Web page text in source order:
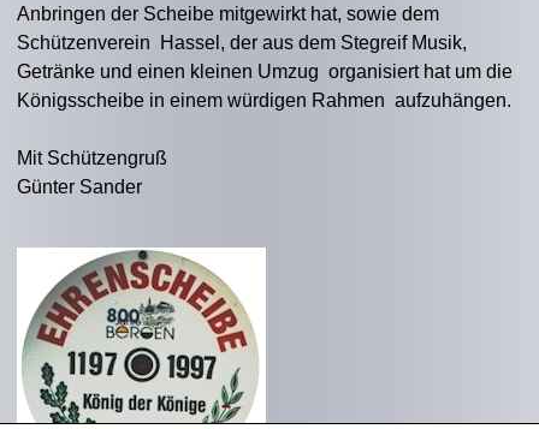
Anbringen der Scheibe mitgewirkt hat, sowie dem
Schützenverein Hassel, der aus dem Stegreif Musik,
Getränke und einen kleinen Umzug organisiert hat um die
Königsscheibe in einem würdigen Rahmen aufzuhängen.
Mit Schützengruß
Günter Sander